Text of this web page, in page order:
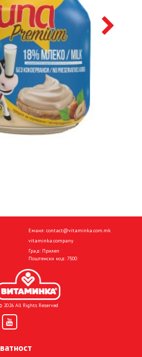
Емаил: contact@vitaminka.com.mk
vitaminka.company
Град: Прилеп
Поштенски код: 7500
2026 All Rights Reserved